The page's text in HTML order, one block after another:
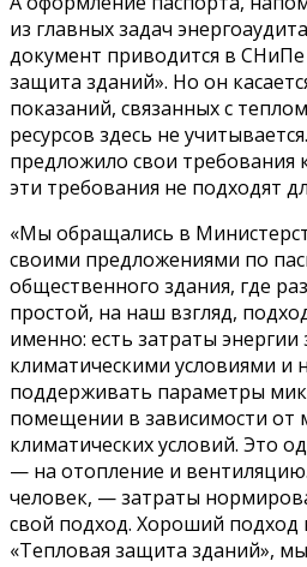
из главных задач
документ приводится в
защита зданий». Но он
показаний, связанных с
ресурсов здесь не
предложило свои требования
эти требования не подходят
«Мы обращались в
своими предложениями по
общественного здания, где
простой, на наш взгляд,
именно: есть затраты энергии
климатическими условиями и
поддерживать параметры
помещении в зависимости от
климатических условий. Это
— на отопление и
человек, — затраты
свой подход. Хороший подход
«Тепловая защита зданий»,